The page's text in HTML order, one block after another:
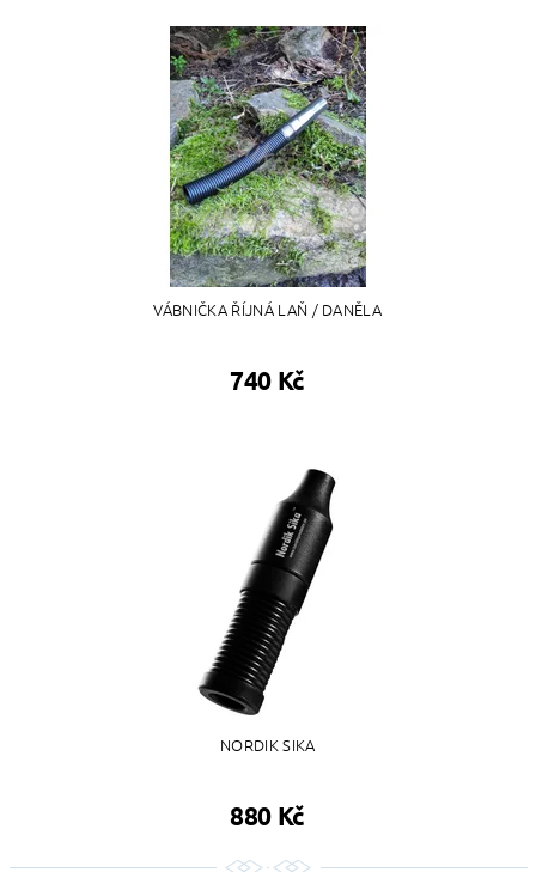
VÁBNIČKA ŘÍJNÁ LAŇ / DANĚLA
740 Kč
NORDIK SIKA
880 Kč